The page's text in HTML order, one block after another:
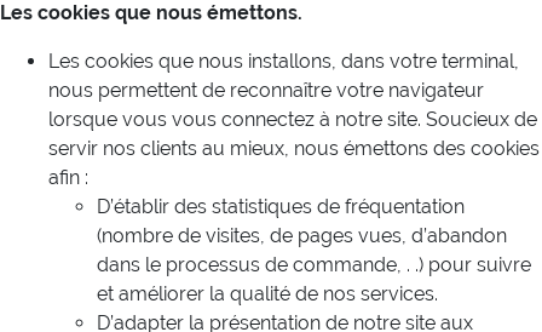
Les cookies que nous émettons.
Les cookies que nous installons, dans votre terminal,
nous permettent de reconnaître votre navigateur
lorsque vous vous connectez à notre site. Soucieux de
servir nos clients au mieux, nous émettons des cookies
afin :
D’établir des statistiques de fréquentation
(nombre de visites, de pages vues, d’abandon
dans le processus de commande, . .) pour suivre
et améliorer la qualité de nos services.
D’adapter la présentation de notre site aux